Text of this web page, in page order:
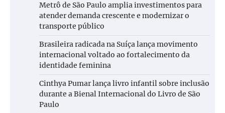
Metrô de São Paulo amplia investimentos para
atender demanda crescente e modernizar o
transporte público
Brasileira radicada na Suíça lança movimento
internacional voltado ao fortalecimento da
identidade feminina
Cinthya Pumar lança livro infantil sobre inclusão
durante a Bienal Internacional do Livro de São
Paulo